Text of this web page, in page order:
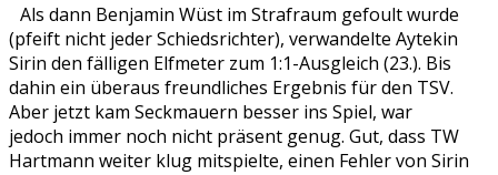
Als dann Benjamin Wüst im Strafraum gefoult wurde
(pfeift nicht jeder Schiedsrichter), verwandelte Aytekin
Sirin den fälligen Elfmeter zum 1:1-Ausgleich (23.). Bis
dahin ein überaus freundliches Ergebnis für den TSV.
Aber jetzt kam Seckmauern besser ins Spiel, war
jedoch immer noch nicht präsent genug. Gut, dass TW
Hartmann weiter klug mitspielte, einen Fehler von Sirin